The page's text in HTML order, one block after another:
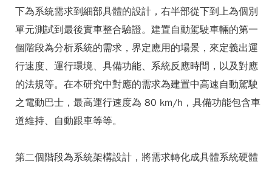
下為系統需求到細部具體的設計，右半部從下到上為個別
單元測試到最後實車整合驗證。建置自動駕駛車輛的第一
個階段為分析系統的需求，界定應用的場景，來定義出運
行速度、運行環境、具備功能、系統反應時間，以及對應
的法規等。在本研究中對應的需求為建置中高速自動駕駛
之電動巴士，最高運行速度為 80 km/h，具備功能包含車
道維持、自動跟車等等。
第二個階段為系統架構設計，將需求轉化成具體系統硬體